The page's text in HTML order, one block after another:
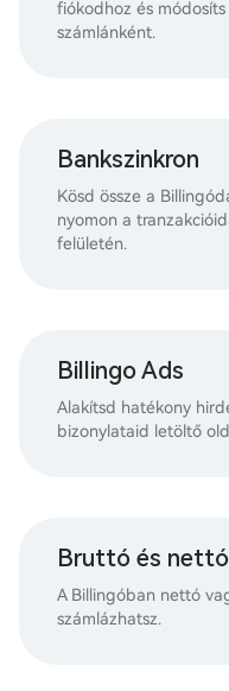
fiókodhoz és
számlánként.
Bankszinkron
Kösd össze a
nyomon a
felületén.
Billingo Ads
Alakítsd hatékony
bizonylataid letöltő
Bruttó és nettó
A Billingóban nettó
számlázhatsz.